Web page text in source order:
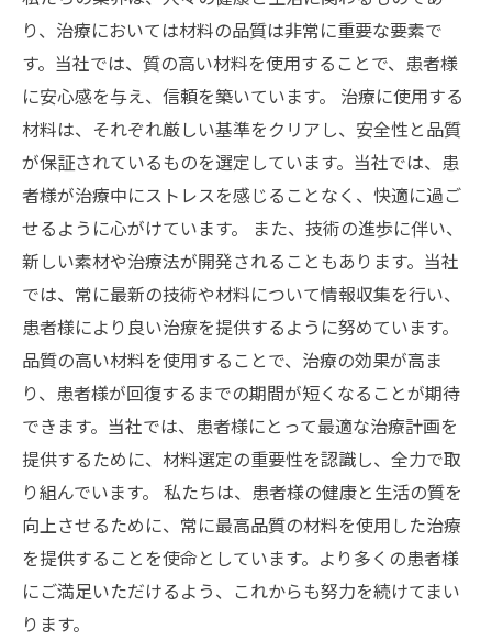
り、治療においては材料の品質は非常に重要な要素で
す。当社では、質の高い材料を使用することで、患者様
に安心感を与え、信頼を築いています。 治療に使用する
材料は、それぞれ厳しい基準をクリアし、安全性と品質
が保証されているものを選定しています。当社では、患
者様が治療中にストレスを感じることなく、快適に過ご
せるように心がけています。 また、技術の進歩に伴い、
新しい素材や治療法が開発されることもあります。当社
では、常に最新の技術や材料について情報収集を行い、
患者様により良い治療を提供するように努めています。
品質の高い材料を使用することで、治療の効果が高ま
り、患者様が回復するまでの期間が短くなることが期待
できます。当社では、患者様にとって最適な治療計画を
提供するために、材料選定の重要性を認識し、全力で取
り組んでいます。 私たちは、患者様の健康と生活の質を
向上させるために、常に最高品質の材料を使用した治療
を提供することを使命としています。より多くの患者様
にご満足いただけるよう、これからも努力を続けてまい
ります。